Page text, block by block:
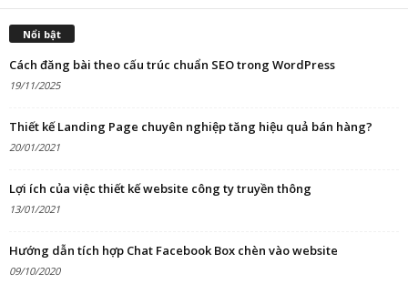
Nổi bật
Cách đăng bài theo cấu trúc chuẩn SEO trong WordPress
19/11/2025
Thiết kế Landing Page chuyên nghiệp tăng hiệu quả bán hàng?
20/01/2021
Lợi ích của việc thiết kế website công ty truyền thông
13/01/2021
Hướng dẫn tích hợp Chat Facebook Box chèn vào website
09/10/2020